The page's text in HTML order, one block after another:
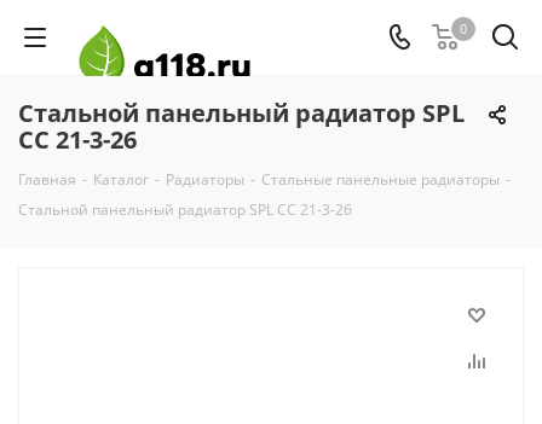
0
Стальной панельный радиатор SPL
CC 21-3-26
Главная - Каталог - Радиаторы - Стальные панельные радиаторы -
Стальной панельный радиатор SPL CC 21-3-26